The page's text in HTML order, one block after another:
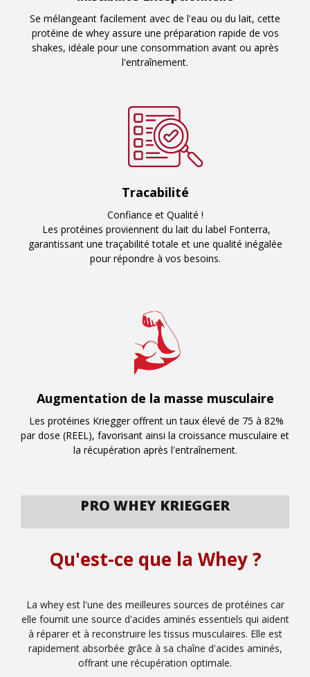
Se mélangeant facilement avec de l'eau ou du lait, cette
protéine de whey assure une préparation rapide de vos
shakes, idéale pour une consommation avant ou après
l'entraînement.
Tracabilité
Confiance et Qualité !
Les protéines proviennent du lait du label Fonterra,
garantissant une traçabilité totale et une qualité inégalée
pour répondre à vos besoins.
Augmentation de la masse musculaire
Les protéines Kriegger offrent un taux élevé de 75 à 82%
par dose (REEL), favorisant ainsi la croissance musculaire et
la récupération après l'entraînement.
PRO WHEY KRIEGGER
Qu'est-ce que la Whey ?
La whey est l'une des meilleures sources de protéines car
elle fournit une source d'acides aminés essentiels qui aident
à réparer et à reconstruire les tissus musculaires. Elle est
rapidement absorbée grâce à sa chaîne d'acides aminés,
offrant une récupération optimale.